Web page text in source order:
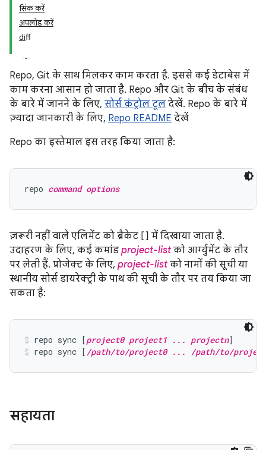
सिंक करें
अपलोड करें
diff
Repo, Git के साथ मिलकर काम करता है. इससे कई डेटाबेस में
काम करना आसान हो जाता है. Repo और Git के बीच के संबंध
के बारे में जानने के लिए, सोर्स कंट्रोल टूल देखें. Repo के बारे में
ज़्यादा जानकारी के लिए, Repo README देखें
Repo का इस्तेमाल इस तरह किया जाता है:
repo command options
ज़रूरी नहीं वाले एलिमेंट को ब्रैकेट [] में दिखाया जाता है.
उदाहरण के लिए, कई कमांड project-listको आर्ग्युमेंट के तौर
पर लेती हैं. प्रोजेक्ट के लिए, project-listको नामों की सूची या
स्थानीय सोर्स डायरेक्ट्री के पाथ की सूची के तौर पर तय किया जा
सकता है:
repo sync [project0 project1 ... projectn]
repo sync [ /path/to/project0 ... /path/to/
सहायता